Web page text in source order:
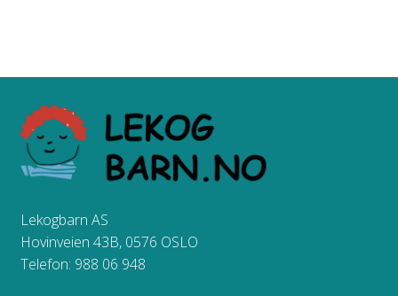
Lekogbarn AS
Hovinveien 43B, 0576 OSLO
Telefon: 988 06 948